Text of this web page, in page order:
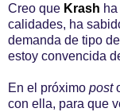
Creo que Krash
calidades, ha
demanda de tipo
estoy convencida
En el próximo post
con ella, para que